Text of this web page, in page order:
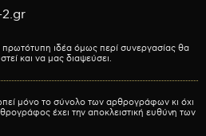
2.gr
ιδέα όμως περί συνεργασίας θα
και να μας διαψεύσει.
μόνο το σύνολο των αρθρογράφων κι όχι
έχει την αποκλειστική ευθύνη των